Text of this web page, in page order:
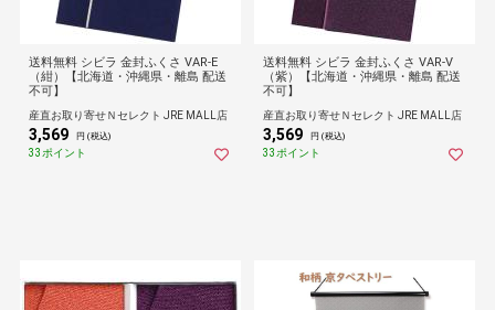
送料無料 シビラ 金封ふくさ VAR-E
（紺）【北海道・沖縄県・離島 配送
不可】
産直お取り寄せＮセレクト JRE MALL店
3,569 円 (税込)
33ポイント
送料無料 シビラ 金封ふくさ VAR-V
（紫）【北海道・沖縄県・離島 配送
不可】
産直お取り寄せＮセレクト JRE MALL店
3,569 円 (税込)
33ポイント